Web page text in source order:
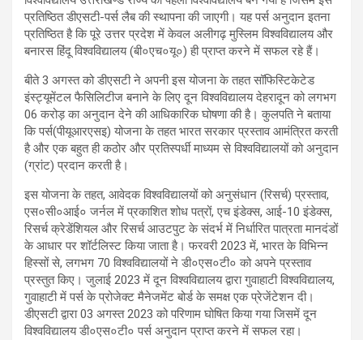
प्रतिष्ठित डीएसटी-पर्स लैब की स्थापना की जाएगी। यह पर्स अनुदान इतना
प्रतिष्ठित है कि पूरे उत्तर प्रदेश में केवल अलीगढ़ मुस्लिम विश्वविद्यालय और
बनारस हिंदू विश्वविद्यालय (बी०एच०यू०) ही प्राप्त करने में सफल रहे हैं।
बीते 3 अगस्त को डीएसटी ने अपनी इस योजना के तहत सॉफिस्टिकेटेड
इंस्ट्यूमेंटल फैसिलिटीज बनाने के लिए दून विश्वविद्यालय देहरादून को लगभग
06 करोड़ का अनुदान देने की आधिकारिक घोषणा की है। कुलपति ने बताया
कि पर्स(पीयूआरएसइ) योजना के तहत भारत सरकार प्रस्ताव आमंत्रित करती
है और एक बहुत ही कठोर और प्रतिस्पर्धी माध्यम से विश्वविद्यालयों को अनुदान
(ग्रांट) प्रदान करती है।
इस योजना के तहत, आवेदक विश्वविद्यालयों को अनुसंधान (रिसर्च) प्रस्ताव,
एस०सी०आई० जर्नल में प्रकाशित शोध पत्रों, एच इंडेक्स, आई-10 इंडेक्स,
रिसर्च क्रेडेंशियल और रिसर्च आउटपुट के संदर्भ में निर्धारित पात्रता मानदंडों
के आधार पर शॉर्टलिस्ट किया जाता है। फरवरी 2023 में, भारत के विभिन्न
हिस्सों से, लगभग 70 विश्वविद्यालयों ने डी०एस०टी० को अपने प्रस्ताव
प्रस्तुत किए। जुलाई 2023 में दून विश्वविद्यालय द्वारा गुवाहाटी विश्वविद्यालय,
गुवाहाटी में पर्स के प्रोजेक्ट मैनेजमेंट बोर्ड के समक्ष एक प्रेजेंटेशन दी।
डीएसटी द्वारा 03 अगस्त 2023 को परिणाम घोषित किया गया जिसमें दून
विश्वविद्यालय डी०एस०टी० पर्स अनुदान प्राप्त करने में सफल रहा।